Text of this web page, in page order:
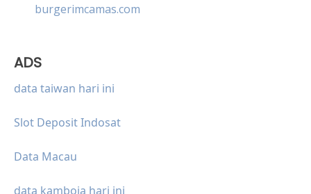
burgerimcamas.com
ADS
data taiwan hari ini
Slot Deposit Indosat
Data Macau
data kamboja hari ini